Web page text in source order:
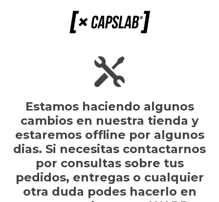
Estamos haciendo algunos
cambios en nuestra tienda y
estaremos offline por algunos
dias. Si necesitas contactarnos
por consultas sobre tus
pedidos, entregas o cualquier
otra duda podes hacerlo en